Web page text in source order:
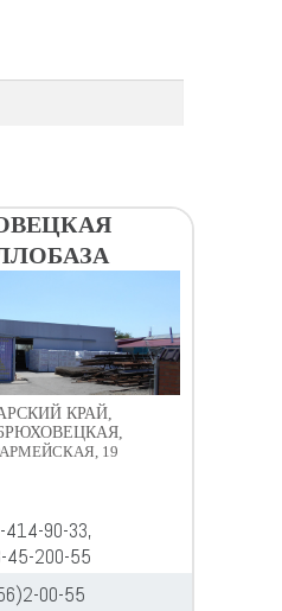
КРАЙ,
19
90-33,
45-200-55
00-55